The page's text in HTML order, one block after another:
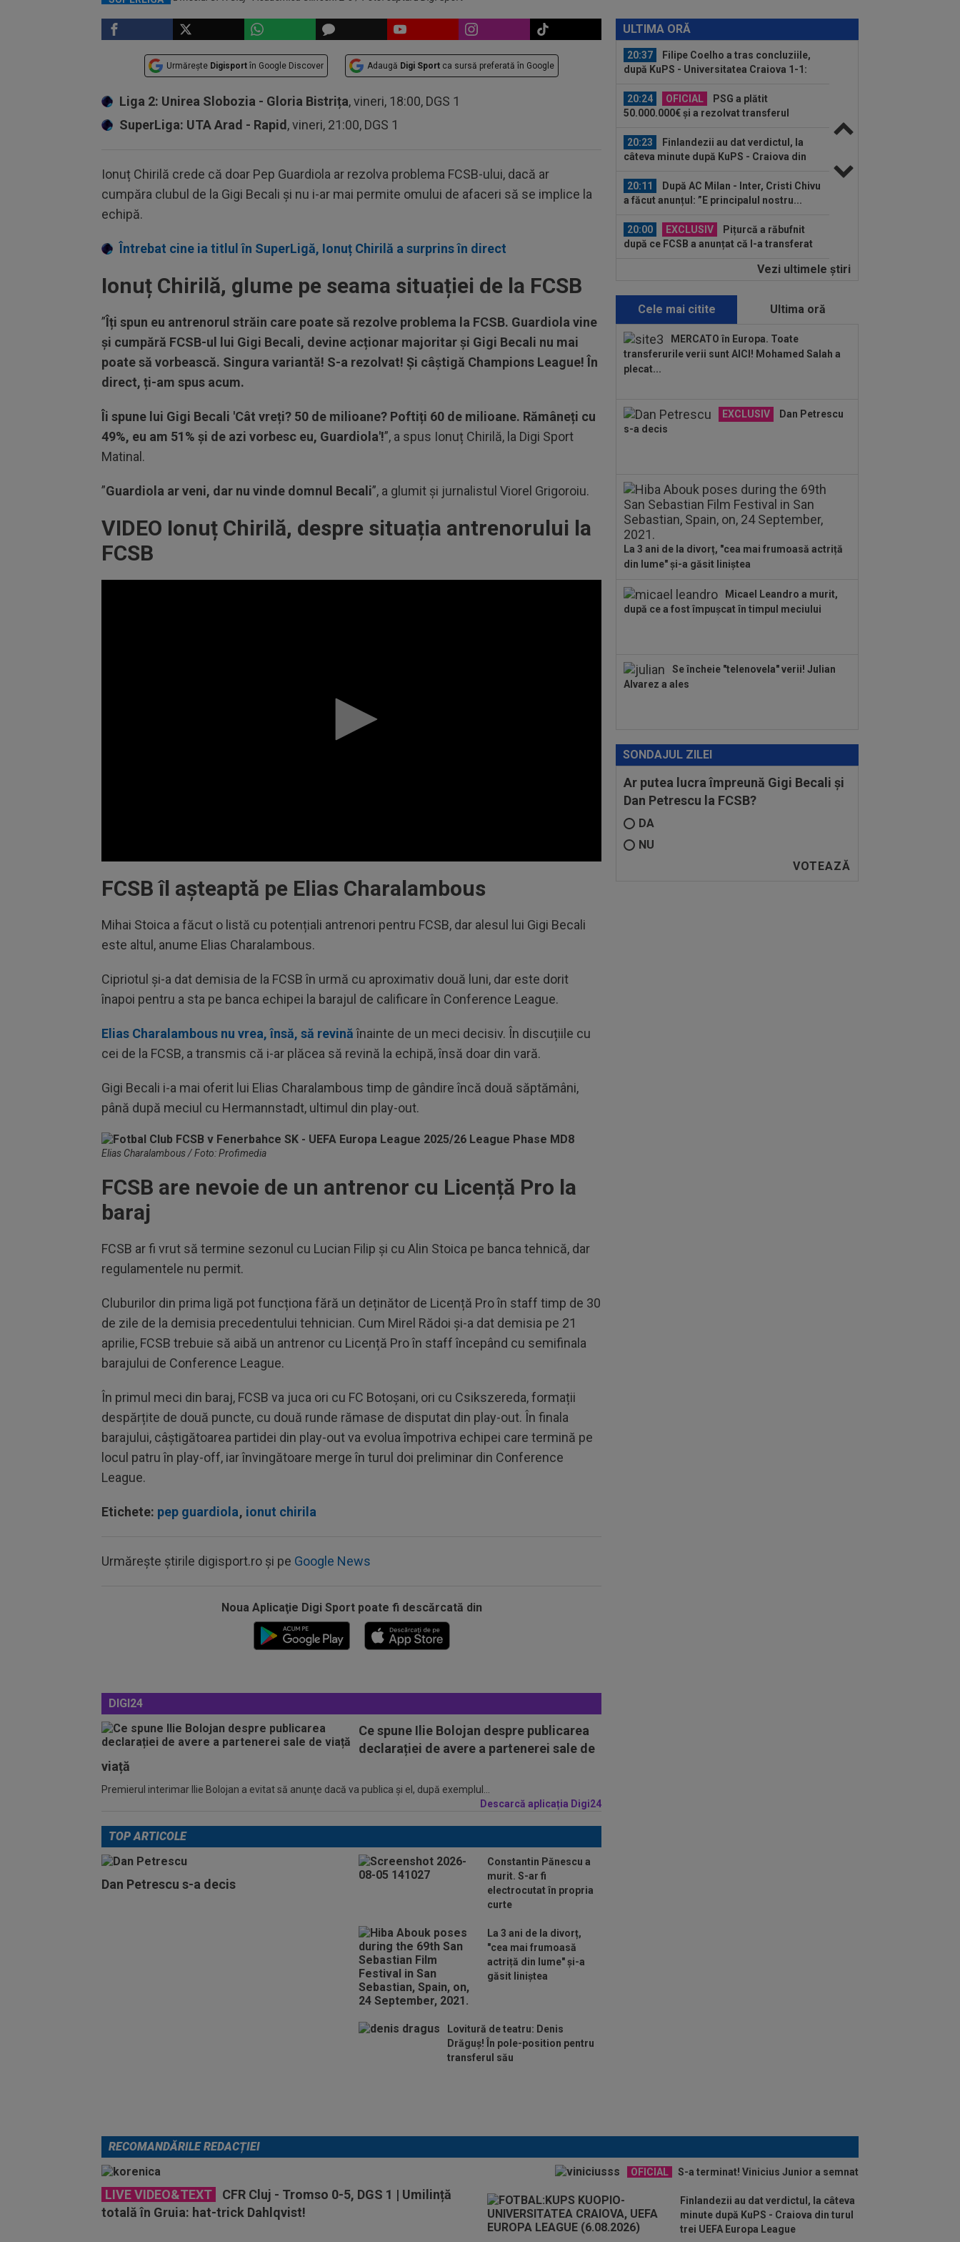
Urmărește Digisport în Google Discover Adaugă Digi Sport ca sursă preferată în Google
Liga 2: Unirea Slobozia - Gloria Bistrița, vineri, 18:00, DGS 1
SuperLiga: UTA Arad - Rapid , vineri, 21:00, DGS 1
Ionuț Chirilă crede că doar Pep Guardiola ar rezolva problema FCSB-ului, dacă ar
cumpăra clubul de la Gigi Becali și nu i-ar mai permite omului de afaceri să se implice la
echipă.
Întrebat cine ia titlul în SuperLigă, Ionuț Chirilă a surprins în direct
Ionuț Chirilă, glume pe seama situației de la FCSB
”Îți spun eu antrenorul străin care poate să rezolve problema la FCSB. Guardiola vine
și cumpără FCSB-ul lui Gigi Becali, devine acționar majoritar și Gigi Becali nu mai
poate să vorbească. Singura variantă! S-a rezolvat! Și câștigă Champions League! În
direct, ți-am spus acum.
Îi spune lui Gigi Becali 'Cât vreți? 50 de milioane? Poftiți 60 de milioane. Rămâneți cu
49%, eu am 51% și de azi vorbesc eu, Guardiola'!”, a spus Ionuț Chirilă, la Digi Sport
Matinal.
”Guardiola ar veni, dar nu vinde domnul Becali”, a glumit și jurnalistul Viorel Grigoroiu.
VIDEO Ionuț Chirilă, despre situația antrenorului la
FCSB
FCSB îl așteaptă pe Elias Charalambous
Mihai Stoica a făcut o listă cu potențiali antrenori pentru FCSB, dar alesul lui Gigi Becali
este altul, anume Elias Charalambous.
Cipriotul și-a dat demisia de la FCSB în urmă cu aproximativ două luni, dar este dorit
înapoi pentru a sta pe banca echipei la barajul de calificare în Conference League.
Elias Charalambous nu vrea, însă, să revinăînainte de un meci decisiv. În discuțiile cu
cei de la FCSB, a transmis că i-ar plăcea să revină la echipă, însă doar din vară.
Gigi Becali i-a mai oferit lui Elias Charalambous timp de gândire încă două săptămâni,
până după meciul cu Hermannstadt, ultimul din play-out.
Elias Charalambous / Foto: Profimedia
FCSB are nevoie de un antrenor cu Licență Pro la
baraj
FCSB ar fi vrut să termine sezonul cu Lucian Filip și cu Alin Stoica pe banca tehnică, dar
regulamentele nu permit.
Cluburilor din prima ligă pot funcționa fără un deținător de Licență Pro în staff timp de 30
de zile de la demisia precedentului tehnician. Cum Mirel Rădoi și-a dat demisia pe 21
aprilie, FCSB trebuie să aibă un antrenor cu Licență Pro în staff începând cu semifinala
barajului de Conference League.
În primul meci din baraj, FCSB va juca ori cu FC Botoșani, ori cu Csikszereda, formații
despărțite de două puncte, cu două runde rămase de disputat din play-out. În finala
barajului, câștigătoarea partidei din play-out va evolua împotriva echipei care termină pe
locul patru în play-off, iar învingătoare merge în turul doi preliminar din Conference
League.
Etichete: pep guardiola, ionut chirila
Urmărește știrile digisport.ro și pe Google News
Noua Aplicaţie Digi Sport poate fi descărcată din
DIGI24
Ce spune Ilie Bolojan despre publicarea
declarației de avere a partenerei sale de
viață
Premierul interimar Ilie Bolojan a evitat să anunţe dacă va publica şi el, după exemplul...
Descarcă aplicația Digi24
ULTIMA ORĂ
i-a făcut praf pe cei de la CFR Cluj, după
ce au luat trei...
20:37
Filipe Coelho a tras concluziile,
după KuPS - Universitatea Craiova 1-1:
20:24
OFICIAL
PSG a plătit
50.000.000€ și a rezolvat transferul
20:23
Finlandezii au dat verdictul, la
câteva minute după KuPS - Craiova din
20:11
După AC Milan - Inter, Cristi Chivu
a făcut anunțul: ”E principalul nostru...
20:00 EXCLUSIV
Pițurcă a răbufnit
după ce FCSB a anunțat că l-a transferat
Aflat între Barcelona și PSG,
21:14 OFICIAL
S-a terminat! Vinicius
Junior a semnat
21:04 LIVE VIDEO&TEXT
CFR Cluj -
Tromso 0-5, DGS 1 | Umilință totală în
acuzațiile de șantaj, a făcut plata! Dar
banii nu...
Vezi ultimele ştiri
Cele mai citite Ultima oră
MERCATO în Europa. Toate
transferurile verii sunt AICI! Mohamed Salah a
plecat...
EXCLUSIV
Dan Petrescu
s-a decis
La 3 ani de la divorț, "cea mai frumoasă actriță
din lume" și-a găsit liniștea
Micael Leandro a murit,
după ce a fost împușcat în timpul meciului
Se încheie "telenovela" verii! Julian
Alvarez a ales
SONDAJUL ZILEI
Ar putea lucra împreună Gigi Becali și
Dan Petrescu la FCSB?
DA
NU
TOP ARTICOLE
Dan Petrescu s-a decis
Constantin Pănescu a
murit. S-ar fi
electrocutat în propria
curte
La 3 ani de la divorț,
"cea mai frumoasă
actriță din lume" și-a
găsit liniștea
Lovitură de teatru: Denis
Drăguș! În pole-position pentru
transferul său
RECOMANDĂRILE REDACȚIEI
LIVE VIDEO&TEXT
CFR Cluj - Tromso 0-5, DGS 1 | Umilință
totală în Gruia: hat-trick Dahlqvist!
OFICIAL S-a terminat! Vinicius Junior a semnat
Finlandezii au dat verdictul, la câteva
minute după KuPS - Craiova din turul
trei UEFA Europa League